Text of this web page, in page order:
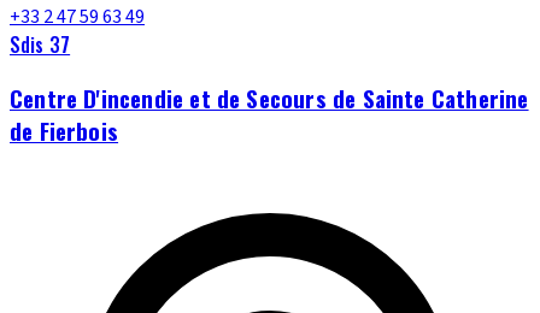
+33 2 47 59 63 49
Sdis 37
Centre D'incendie et de Secours de Sainte Catherine
de Fierbois